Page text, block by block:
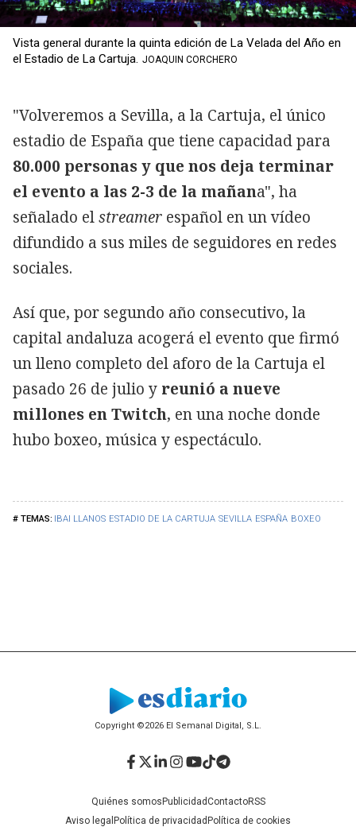
IBAI LLANOS ESTADIO DE LA CARTUJA SEVILLA ESPAÑA BOXEO
Vista general durante la quinta edición de La Velada del Año en
el Estadio de La Cartuja. JOAQUIN CORCHERO
"Volveremos a Sevilla, a la Cartuja, el único
estadio de España que tiene capacidad para
80.000 personas y que nos deja terminar
el evento a las 2-3 de la mañana", ha
señalado elstreamer español en un vídeo
difundido a sus miles de seguidores en redes
sociales.
Así que, por segundo año consecutivo, la
capital andaluza acogerá el evento que firmó
un lleno completo del aforo de la Cartuja el
pasado 26 de julio y reunió a nueve
millones en Twitch, en una noche donde
hubo boxeo, música y espectáculo.
Copyright ©2026 El Semanal Digital, S.L.
Quiénes somosPublicidadContactoRSS
Aviso legal Política de privacidadPolítica de cookies
Facebook
Twitter
LinkedIn
Instagram
YouTube
TikTok
Telegram